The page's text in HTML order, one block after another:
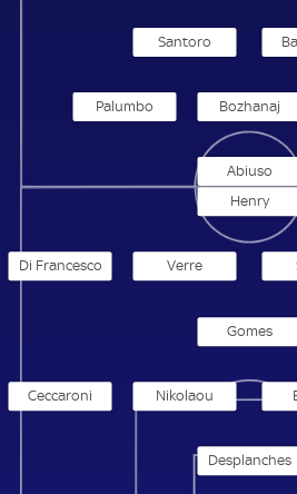
Santoro
Palumbo Bozhanaj
Abiuso
Desplanches
Nikolaou
Ceccaroni
Gomes
Verre
Di Francesco
Henry